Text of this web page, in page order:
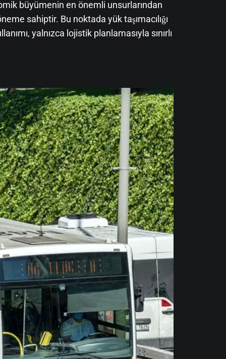
büyümenin en önemli unsurlarından
sahiptir. Bu noktada yük taşımacılığı
yalnızca lojistik planlamasıyla sınırlı